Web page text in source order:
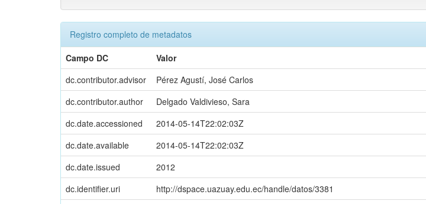
Registro completo de metadatos
Campo DC
Valor
dc.contributor.advisor
Pérez Agustí, José Carlos
dc.contributor.author
Delgado Valdivieso, Sara
dc.date.accessioned
2014-05-14T22:02:03Z
dc.date.available
2014-05-14T22:02:03Z
dc.date.issued
2012
dc.identifier.uri
http://dspace.uazuay.edu.ec/handle/datos/3381